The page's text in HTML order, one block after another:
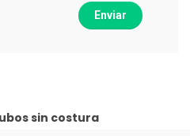
Enviar
sin costura